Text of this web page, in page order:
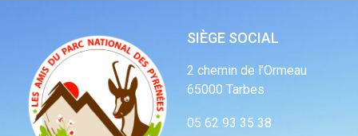
SIÈGE SOCIAL
2 chemin de l’Ormeau
65000 Tarbes
05 62 93 35 38